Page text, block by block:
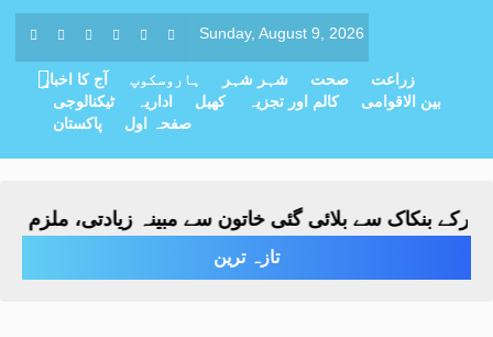
Sunday, August 9, 2026
آج کا اخبار ہاروسکوپ شہر شہر صحت
زراعت
ٹیکنالوجی
اداریہ کھیل کالم اور تجزیہ
بین الاقوامی
پاکستان
صفحہ اول
بنکاک سے بلائی گئی خاتون سے مبینہ زیادتی، ملزم گرفتار
تازہ ترین